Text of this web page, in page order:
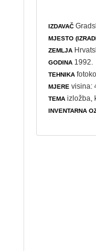
IZDAVAČ
MJESTO
ZEMLJA
GODINA 1992.
TEHNIKA
MJERE visina:
TEMA izložba ,
INVENTARNA